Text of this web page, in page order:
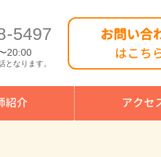
-5497
20:00
なります。
お問い合
はこち
紹介 アクセ